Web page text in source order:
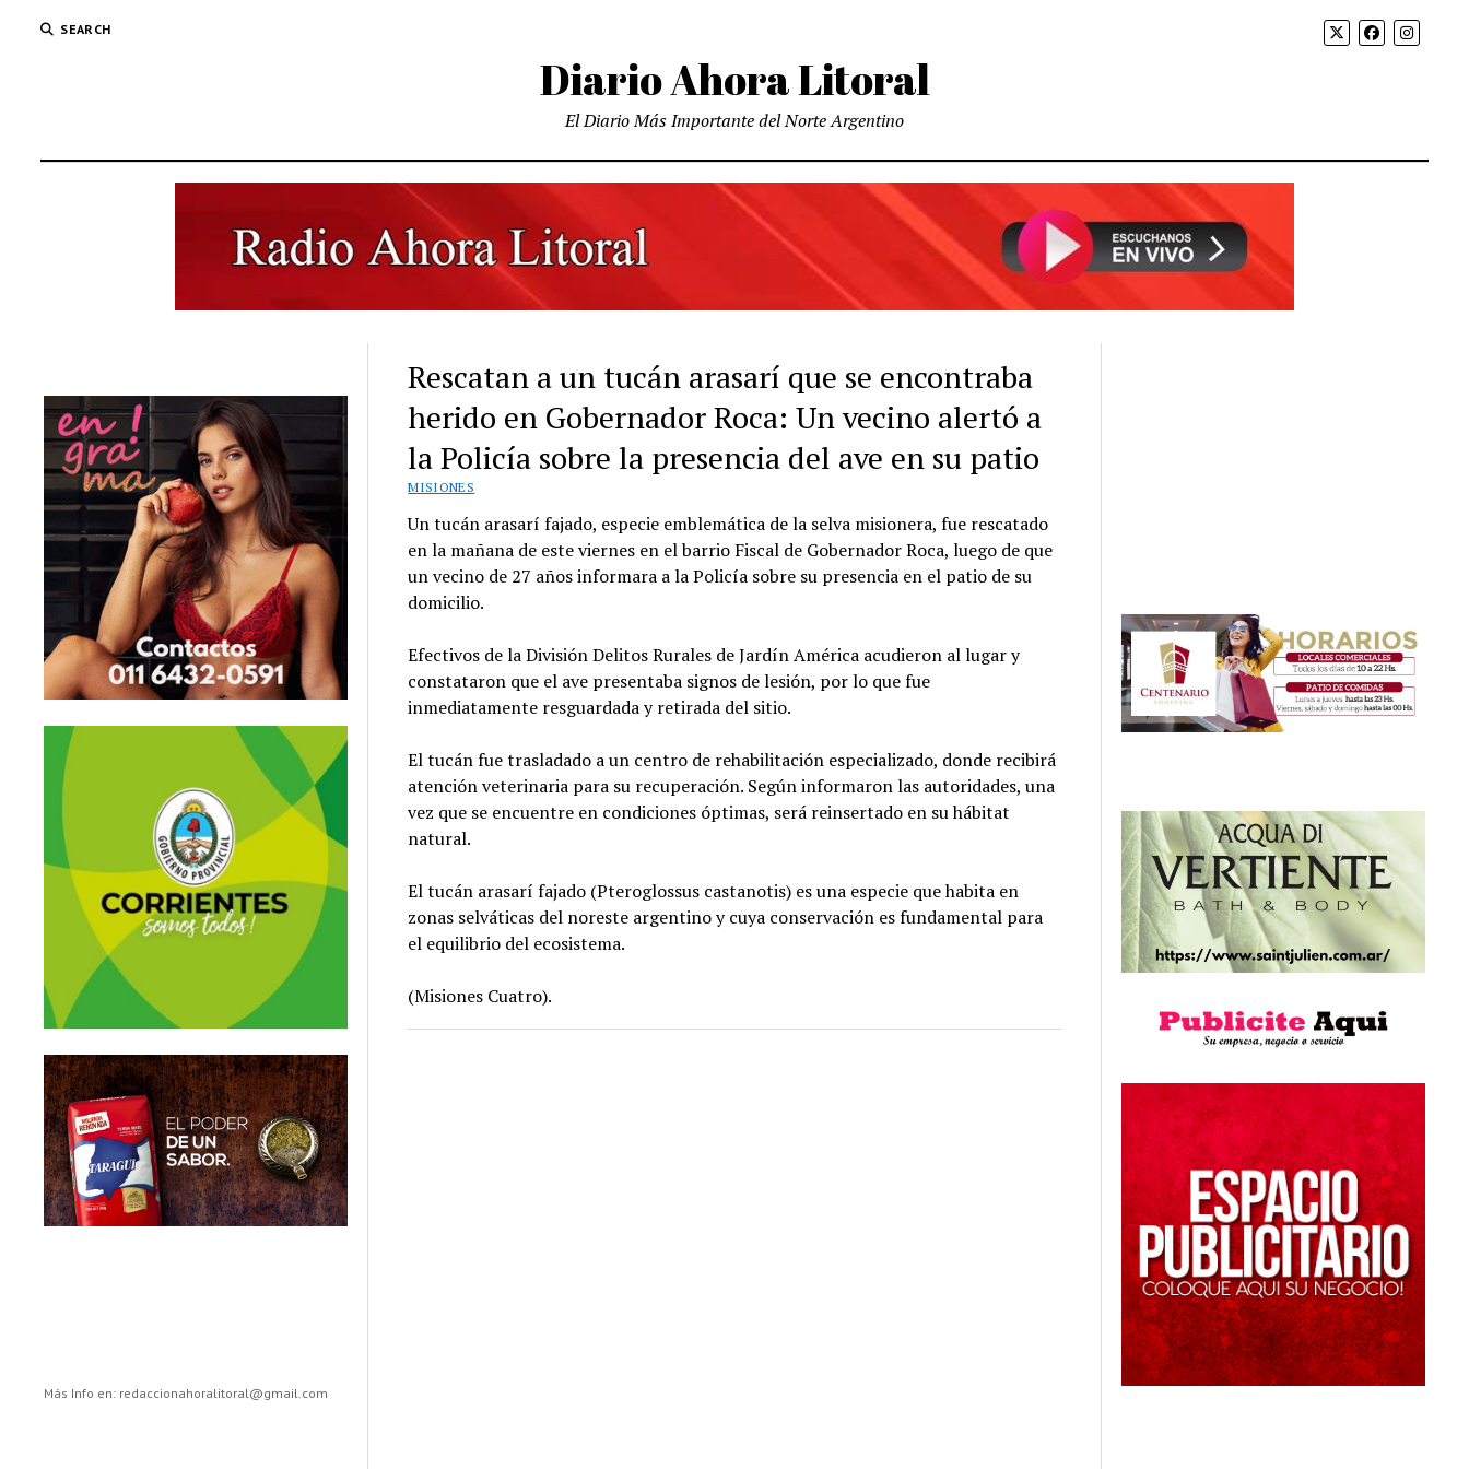
SEARCH
Diario Ahora Litoral
El Diario Más Importante del Norte Argentino
Más Info en: redaccionahoralitoral@gmail.com
Rescatan a un tucán arasarí que se encontraba
herido en Gobernador Roca: Un vecino alertó a
la Policía sobre la presencia del ave en su patio
MISIONES
Un tucán arasarí fajado, especie emblemática de la selva misionera, fue rescatado
en la mañana de este viernes en el barrio Fiscal de Gobernador Roca, luego de que
un vecino de 27 años informara a la Policía sobre su presencia en el patio de su
domicilio.
Efectivos de la División Delitos Rurales de Jardín América acudieron al lugar y
constataron que el ave presentaba signos de lesión, por lo que fue
inmediatamente resguardada y retirada del sitio.
El tucán fue trasladado a un centro de rehabilitación especializado, donde recibirá
atención veterinaria para su recuperación. Según informaron las autoridades, una
vez que se encuentre en condiciones óptimas, será reinsertado en su hábitat
natural.
El tucán arasarí fajado (Pteroglossus castanotis) es una especie que habita en
zonas selváticas del noreste argentino y cuya conservación es fundamental para
el equilibrio del ecosistema.
(Misiones Cuatro).